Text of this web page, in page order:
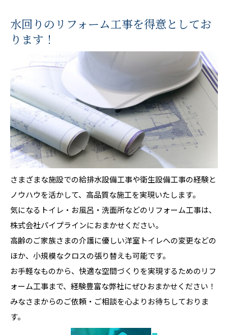
水回りのリフォーム工事を得意としてお
ります！
さまざまな施設での給排水設備工事や衛生設備工事の経験と
ノウハウを活かして、高品質な施工を実現いたします。
気になるトイレ・お風呂・洗面所などのリフォーム工事は、
株式会社パイプラインにおまかせください。
高齢のご家族さまの介護に優しい洋室トイレへの変更などの
ほか、小規模なクロスの張り替えも可能です。
お手軽なものから、快適な空間づくりを実現するためのリフ
ォーム工事まで、経験豊富な弊社にぜひおまかせください！
みなさまからのご依頼・ご相談を心よりお待ちしておりま
す。